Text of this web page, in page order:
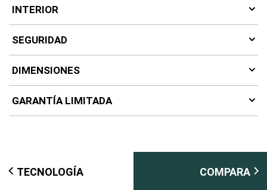
INTERIOR
SEGURIDAD
DIMENSIONES
GARANTÍA LIMITADA
TECNOLOGÍA COMPARA